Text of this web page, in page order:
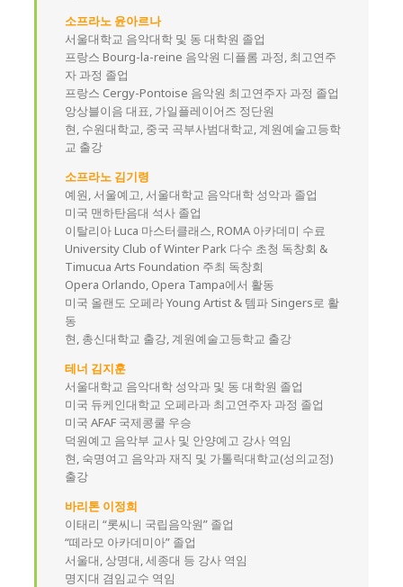
소프라노 윤아르나
서울대학교 음악대학 및 동 대학원 졸업
프랑스 Bourg-la-reine 음악원 디플롬 과정, 최고연주
자 과정 졸업
프랑스 Cergy-Pontoise 음악원 최고연주자 과정 졸업
앙상블이음 대표, 가일플레이어즈 정단원
현, 수원대학교, 중국 곡부사범대학교, 계원예술고등학
교 출강
소프라노 김기령
예원, 서울예고, 서울대학교 음악대학 성악과 졸업
미국 맨하탄음대 석사 졸업
이탈리아 Luca 마스터클래스, ROMA 아카데미 수료
University Club of Winter Park 다수 초청 독창회 &
Timucua Arts Foundation 주최 독창회
Opera Orlando, Opera Tampa에서 활동
미국 올랜도 오페라 Young Artist & 템파 Singers로 활
동
현, 총신대학교 출강, 계원예술고등학교 출강
테너 김지훈
서울대학교 음악대학 성악과 및 동 대학원 졸업
미국 듀케인대학교 오페라과 최고연주자 과정 졸업
미국 AFAF 국제콩쿨 우승
덕원예고 음악부 교사 및 안양예고 강사 역임
현, 숙명여고 음악과 재직 및 가톨릭대학교(성의교정)
출강
바리톤 이정희
이태리 “롯씨니 국립음악원” 졸업
“떼라모 아카데미아” 졸업
서울대, 상명대, 세종대 등 강사 역임
명지대 겸임교수 역임